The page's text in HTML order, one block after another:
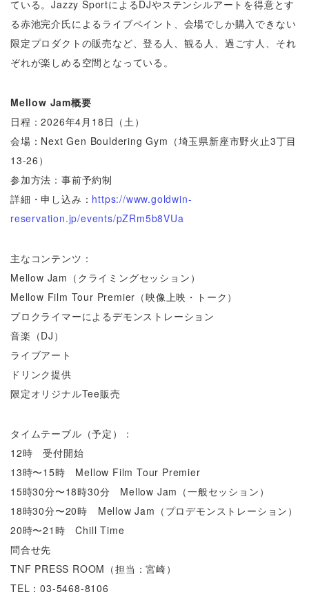
ている。Jazzy SportによるDJやステンシルアートを得意とす
る赤池完介氏によるライブペイント、会場でしか購入できない
限定プロダクトの販売など、登る人、観る人、過ごす人、それ
ぞれが楽しめる空間となっている。
Mellow Jam概要
日程：2026年4月18日（土）
会場：Next Gen Bouldering Gym（埼玉県新座市野火止3丁目
13-26）
参加方法：事前予約制
詳細・申し込み： https://www.goldwin-
reservation.jp/events/pZRm5b8VUa
主なコンテンツ：
Mellow Jam（クライミングセッション）
Mellow Film Tour Premier（映像上映・トーク）
プロクライマーによるデモンストレーション
音楽（DJ）
ライブアート
ドリンク提供
限定オリジナルTee販売
タイムテーブル（予定）：
12時 受付開始
13時〜15時 Mellow Film Tour Premier
15時30分〜18時30分 Mellow Jam（一般セッション）
18時30分〜20時 Mellow Jam（プロデモンストレーション）
20時〜21時 Chill Time
問合せ先
TNF PRESS ROOM（担当：宮崎）
TEL：03-5468-8106